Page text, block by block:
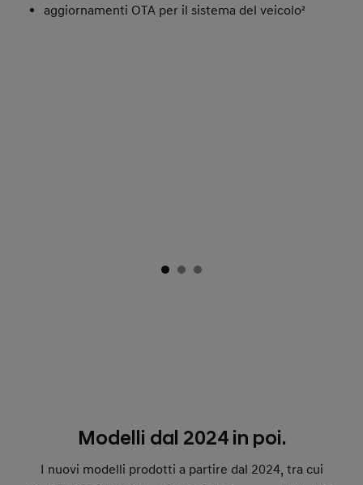
aggiornamenti OTA per il sistema del veicolo²
Modelli dal 2024 in poi.
I nuovi modelli prodotti a partire dal 2024, tra cui